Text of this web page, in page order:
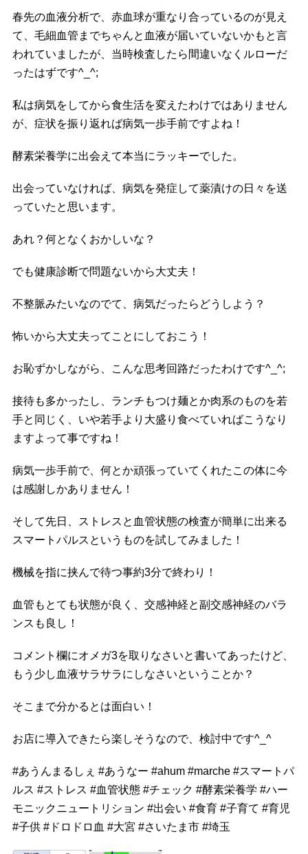
春先の血液分析で、赤血球が重なり合っているのが見え
て、毛細血管までちゃんと血液が届いていないかもと言
われていましたが、当時検査したら間違いなくルローだ
ったはずです^_^;
私は病気をしてから食生活を変えたわけではありません
が、症状を振り返れば病気一歩手前ですよね！
酵素栄養学に出会えて本当にラッキーでした。
出会っていなければ、病気を発症して薬漬けの日々を送
っていたと思います。
あれ？何となくおかしいな？
でも健康診断で問題ないから大丈夫！
不整脈みたいなのでて、病気だったらどうしよう？
怖いから大丈夫ってことにしておこう！
お恥ずかしながら、こんな思考回路だったわけです^_^;
接待も多かったし、ランチもつけ麺とか肉系のものを若
手と同じく、いや若手より大盛り食べていればこうなり
ますよって事ですね！
病気一歩手前で、何とか頑張っていてくれたこの体に今
は感謝しかありません！
そして先日、ストレスと血管状態の検査が簡単に出来る
スマートパルスというものを試してみました！
機械を指に挟んで待つ事約3分で終わり！
血管もとても状態が良く、交感神経と副交感神経のバラ
ンスも良し！
コメント欄にオメガ3を取りなさいと書いてあったけど、
もう少し血液サラサラにしなさいということか？
そこまで分かるとは面白い！
お店に導入できたら楽しそうなので、検討中です^_^
#あうんまるしぇ #あうなー #ahum #marche #スマートパ
ルス #ストレス #血管状態 #チェック #酵素栄養学 #ハー
モニックニュートリション #出会い #食育 #子育て #育児
#子供 # ドロドロ血 #大宮 #さいたま市 #埼玉